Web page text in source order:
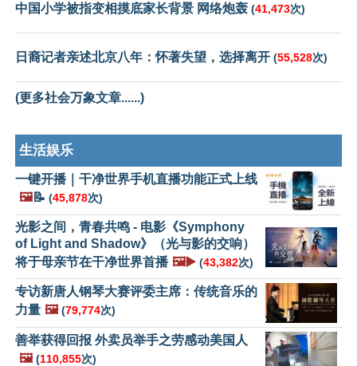
中国小学被指变相摸底家长背景 网络炮轰 (41,473次)
日裔记者亲述北京八年：怀著失望，选择离开 (55,528次)
(更多社会万象文章......)
生活娱乐
一键开播｜干净世界手机直播功能正式上线
🖼️📝 (45,878次)
光影之间，青春共鸣 - 电影《Symphony
of Light and Shadow》（光与影的交响）
将于母亲节在干净世界首播 🖼️▶️ (43,382次)
专访新唐人钢琴大赛评委主席：传统音乐的
力量 🖼️ (79,774次)
善举获得回报 外卖员举手之劳感动美国人
🖼️ (110,855次)